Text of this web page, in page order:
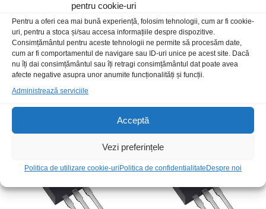
pentru cookie-uri
Pentru a oferi cea mai bună experiență, folosim tehnologii, cum ar fi cookie-
uri, pentru a stoca și/sau accesa informațiile despre dispozitive.
Consimțământul pentru aceste tehnologii ne permite să procesăm date,
cum ar fi comportamentul de navigare sau ID-uri unice pe acest site. Dacă
nu îți dai consimțământul sau îți retragi consimțământul dat poate avea
afecte negative asupra unor anumite funcționalități și funcții.
Administrează serviciile
Acceptă
Vezi preferințele
Politica de utilizare cookie-uri Politica de confidentialitate Despre noi
Stoc epuizat